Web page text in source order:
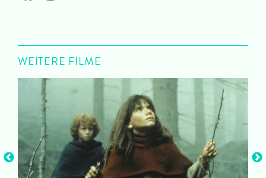
WEITERE FILME